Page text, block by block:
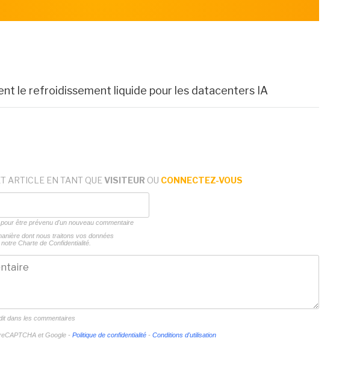
le refroidissement liquide pour les datacenters IA
ARTICLE EN TANT QUE VISITEUR OU CONNECTEZ-VOUS
être prévenu d'un nouveau commentaire
dont nous traitons vos données
Charte de Confidentialité.
dans les commentaires
et Google - Politique de confidentialité - Conditions d'utilisation